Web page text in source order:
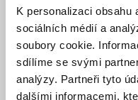
K personalizaci
sociálních médií a
soubory cookie.
sdílíme se svými
analýzy. Partneři tyto
dalšími informacemi,
21st
19th
Marek Šulík
Těžká duše